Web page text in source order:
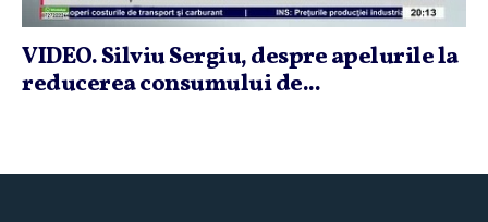
VIDEO. Silviu Sergiu, despre apelurile la
reducerea consumului de...